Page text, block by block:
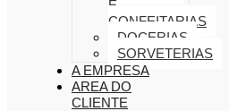
E
CONFEITARIAS
DOCERIAS
SORVETERIAS
A EMPRESA
AREA DO
CLIENTE